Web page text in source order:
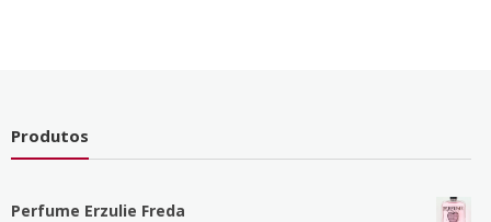
Produtos
Perfume Erzulie Freda